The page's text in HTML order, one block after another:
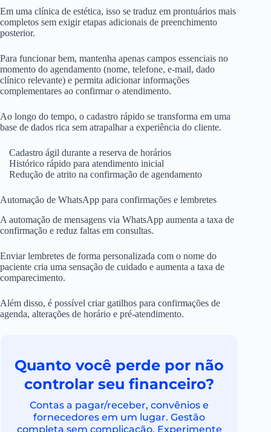
Em uma clínica de estética, isso se traduz em prontuários mais
completos sem exigir etapas adicionais de preenchimento
posterior.
Para funcionar bem, mantenha apenas campos essenciais no
momento do agendamento (nome, telefone, e-mail, dado
clínico relevante) e permita adicionar informações
complementares ao confirmar o atendimento.
Ao longo do tempo, o cadastro rápido se transforma em uma
base de dados rica sem atrapalhar a experiência do cliente.
Cadastro ágil durante a reserva de horários
Histórico rápido para atendimento inicial
Redução de atrito na confirmação de agendamento
Automação de WhatsApp para confirmações e lembretes
A automação de mensagens via WhatsApp aumenta a taxa de
confirmação e reduz faltas em consultas.
Enviar lembretes de forma personalizada com o nome do
paciente cria uma sensação de cuidado e aumenta a taxa de
comparecimento.
Além disso, é possível criar gatilhos para confirmações de
agenda, alterações de horário e pré-atendimento.
Quanto você perde por não
controlar seu financeiro?
Contas a pagar/receber, convênios e
fornecedores em um lugar. Gestão
completa sem complicação. Experimente